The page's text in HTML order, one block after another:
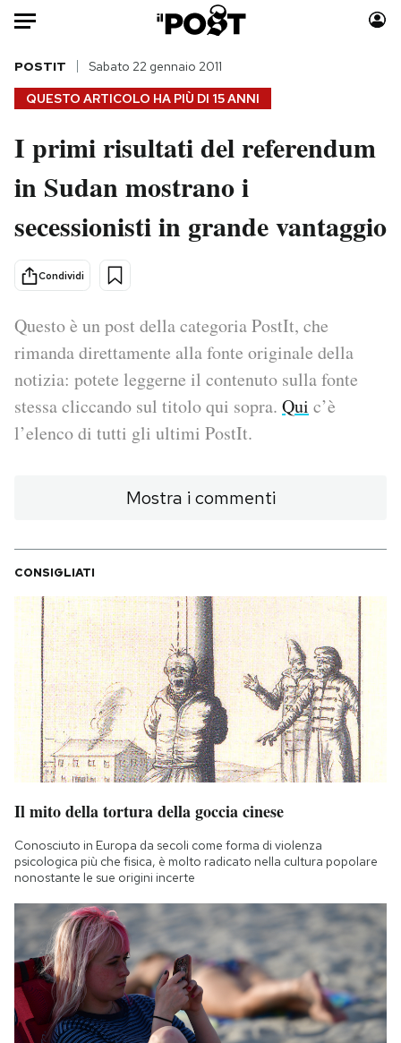
Auto
HOME
Italia
Politica
Tecnologia
Scienza
Economia
Sport
Moda
Consumismi
Storie/Idee
Altrecose
Mondiali calcio 2026
PODCAST
NEWSLETTER
I MIEI PREFERITI
SHOP
CALENDARIO
AREA PERSONALE
Area Personale
Notifiche mobile
Regala il Post
Hai bisogno di aiuto?
Esci
QUESTO ARTICOLO HA PIÙ DI 15 ANNI
POSTIT Sabato 22 gennaio 2011
I primi risultati del referendum
in Sudan mostrano i
secessionisti in grande vantaggio
Condividi
Questo è un post della categoria PostIt, che
rimanda direttamente alla fonte originale della
notizia: potete leggerne il contenuto sulla fonte
stessa cliccando sul titolo qui sopra. Qui c’è
l’elenco di tutti gli ultimi PostIt.
Mostra i commenti
CONSIGLIATI
Il mito della tortura della goccia cinese
Conosciuto in Europa da secoli come forma di violenza
psicologica più che fisica, è molto radicato nella cultura popolare
nonostante le sue origini incerte